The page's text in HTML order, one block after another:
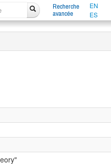
Recherche
avancée
EN
ES